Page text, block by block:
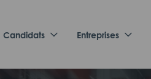
Candidats Entreprises